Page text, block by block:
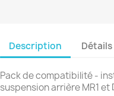
Description
Pack de compatibilité -
suspension arrière MR1 et